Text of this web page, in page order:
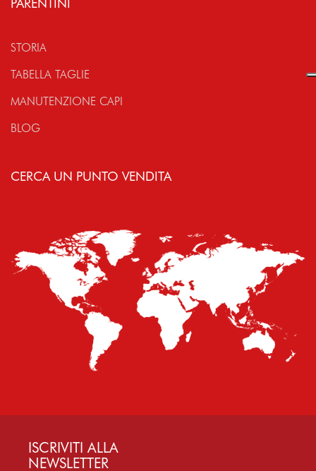
PARENTINI
STORIA
TABELLA TAGLIE
MANUTENZIONE CAPI
BLOG
CERCA UN PUNTO VENDITA
ISCRIVITI ALLA
NEWSLETTER